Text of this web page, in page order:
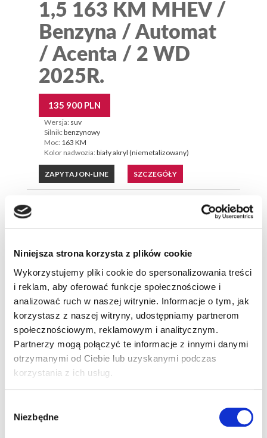
Niniejsza strona korzysta z plików cookie
Wykorzystujemy pliki cookie do spersonalizowania treści
i reklam, aby oferować funkcje społecznościowe i
analizować ruch w naszej witrynie. Informacje o tym, jak
korzystasz z naszej witryny, udostępniamy partnerom
społecznościowym, reklamowym i analitycznym.
Partnerzy mogą połączyć te informacje z innymi danymi
otrzymanymi od Ciebie lub uzyskanymi podczas
korzystania z ich usług.
zgody
Niezbędne
1,5 163 KM MHEV /
Benzyna / Automat
/ Acenta / 2 WD
2025R.
135 900 PLN
Wersja: suv
Silnik: benzynowy
Moc: 163 KM
Kolor nadwozia: biały akryl (niemetalizowany)
ZAPYTAJ ON-LINE SZCZEGÓŁY
Dostępny od ręki
Nissan X-Trail
Acenta 2025R.